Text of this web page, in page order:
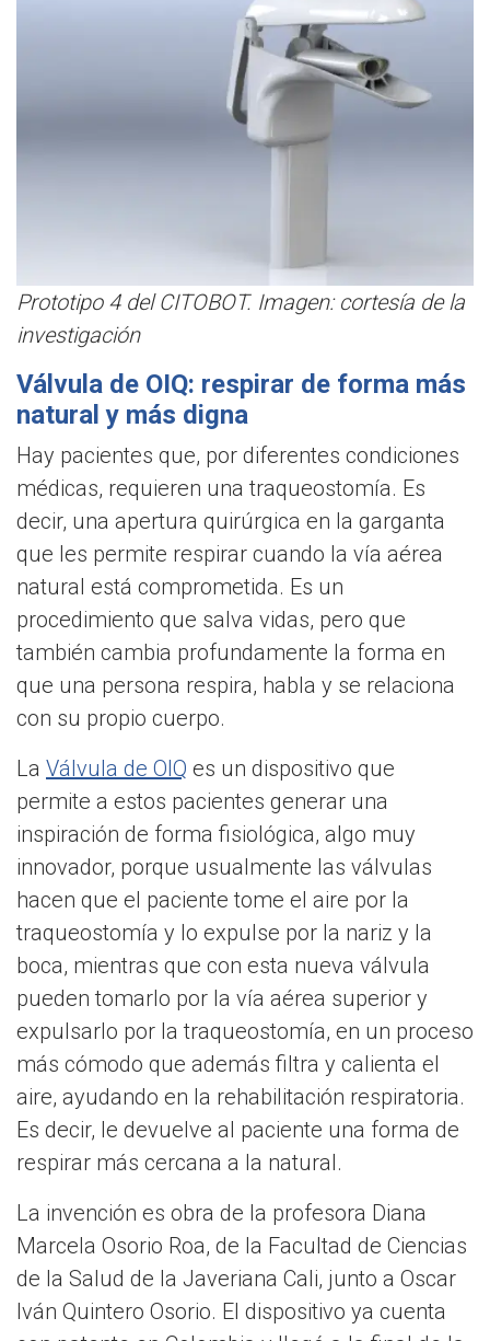
Prototipo 4 del CITOBOT. Imagen: cortesía de la
investigación
Válvula de OIQ: respirar de forma más
natural y más digna
Hay pacientes que, por diferentes condiciones
médicas, requieren una traqueostomía. Es
decir, una apertura quirúrgica en la garganta
que les permite respirar cuando la vía aérea
natural está comprometida. Es un
procedimiento que salva vidas, pero que
también cambia profundamente la forma en
que una persona respira, habla y se relaciona
con su propio cuerpo.
La Válvula de OIQ es un dispositivo que
permite a estos pacientes generar una
inspiración de forma fisiológica, algo muy
innovador, porque usualmente las válvulas
hacen que el paciente tome el aire por la
traqueostomía y lo expulse por la nariz y la
boca, mientras que con esta nueva válvula
pueden tomarlo por la vía aérea superior y
expulsarlo por la traqueostomía, en un proceso
más cómodo que además filtra y calienta el
aire, ayudando en la rehabilitación respiratoria.
Es decir, le devuelve al paciente una forma de
respirar más cercana a la natural.
La invención es obra de la profesora Diana
Marcela Osorio Roa, de la Facultad de Ciencias
de la Salud de la Javeriana Cali, junto a Oscar
Iván Quintero Osorio. El dispositivo ya cuenta